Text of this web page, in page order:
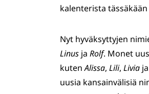
kalenterista
Nyt hyväksyttyjen
Linus ja Rolf. Monet
kutenAlissa, Lili, Livia ja
uusia kansainvälisiä